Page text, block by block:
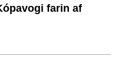
farin af